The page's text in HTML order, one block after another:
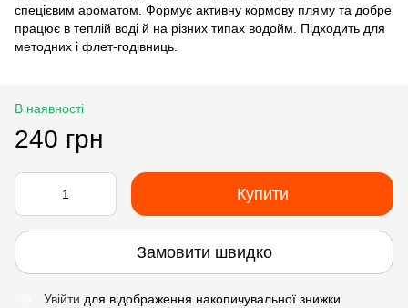
спецієвим ароматом. Формує активну кормову пляму та добре
працює в теплій воді й на різних типах водойм. Підходить для
методних і флет-годівниць.
В наявності
240 грн
Купити
Замовити швидко
Увійти для відображення накопичувальної знижки